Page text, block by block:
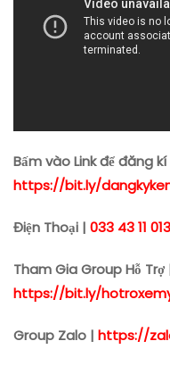
Bấm vào Link để đăng
https://bit.ly/
Điện Thoại | 033 43 11 013
Tham Gia Group Hỗ Trợ
https://bit.ly/
Group Zalo | https://